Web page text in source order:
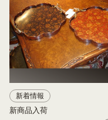
新着情報
新商品入荷